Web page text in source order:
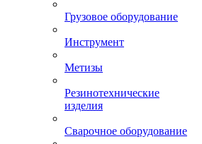
Грузовое оборудование
Инструмент
Метизы
Резинотехнические
изделия
Сварочное оборудование